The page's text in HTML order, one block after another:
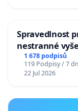
Spravedlnost
nestranné
1 678 podpisů
119 Podpisy / 7
22 Jul 2026